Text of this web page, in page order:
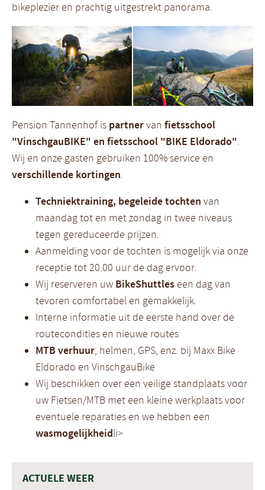
bikeplezier en prachtig uitgestrekt panorama.
Pension Tannenhof is partnervan fietsschool
"VinschgauBIKE" en fietsschool "BIKE Eldorado".
Wij en onze gasten gebruiken 100% service en
verschillende kortingen.
Techniektraining, begeleide tochten van
maandag tot en met zondag in twee niveaus
tegen gereduceerde prijzen.
Aanmelding voor de tochten is mogelijk via onze
receptie tot 20.00 uur de dag ervoor.
Wij reserveren uw BikeShuttles een dag van
tevoren comfortabel en gemakkelijk.
Interne informatie uit de eerste hand over de
routecondities en nieuwe routes
MTB verhuur, helmen, GPS, enz. bij Maxx Bike
Eldorado en VinschgauBike
Wij beschikken over een veilige standplaats voor
uw Fietsen/MTB met een kleine werkplaats voor
eventuele reparaties en we hebben een
wasmogelijkheidli>
ACTUELE WEER